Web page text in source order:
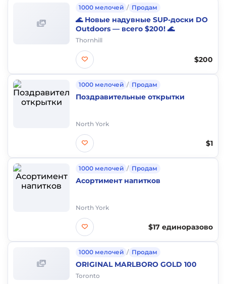
1000 мелочей / Продам
🌊 Новые надувные SUP-доски DO
Outdoors — всего $200! 🌊
Thornhill
$200
1000 мелочей / Продам
Поздравительные открытки
North York
$1
1000 мелочей / Продам
Асортимент напитков
North York
$17 единоразово
1000 мелочей / Продам
ORIGINAL MARLBORO GOLD 100
Toronto